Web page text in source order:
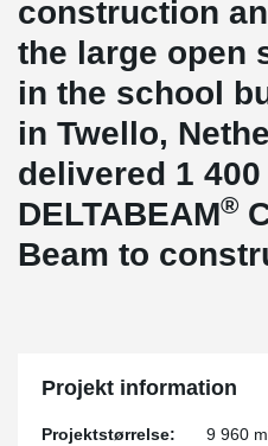
construction
the large open
in the school
in Twello,
delivered 1
DELTABEAM®
Beam to
Projekt information
Projektstørrelse: 9 960 m